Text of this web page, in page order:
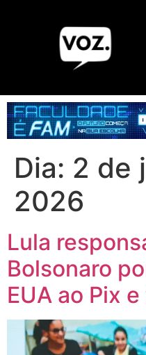
Dia: 2 de
2026
Lula
Bolsonaro
EUA ao Pix